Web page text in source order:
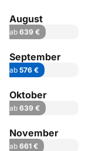
August
ab 639 €
September
ab 576 €
Oktober
ab 639 €
November
ab 661 €